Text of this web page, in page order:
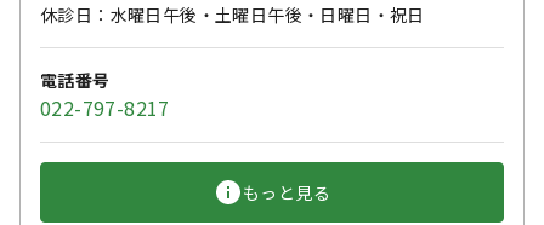
休診日：水曜日午後・土曜日午後・日曜日・祝日
電話番号
022-797-8217
もっと見る